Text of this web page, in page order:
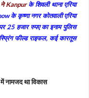
ने Kanpurके शिवली थाना एरिया
के कृष्णा नगर कोतवाली एरिया
25 हजार रुपए का इनाम पुलिस
फील्ड राइफल, कई कारतूस
नामजद था विकास